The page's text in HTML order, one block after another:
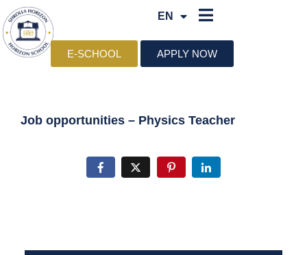
EN
SQ
E-SCHOOL APPLY NOW
Job opportunities – Physics Teacher